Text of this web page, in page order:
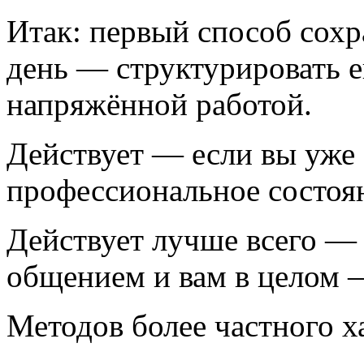
Итак: первый способ
день — структурировать
напряжённой работой.
Действует — если вы уже
профессиональное
Действует лучше всего —
общением и вам в целом
Методов более частного